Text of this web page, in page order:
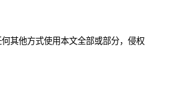
其他方式使用本文全部或部分，侵权